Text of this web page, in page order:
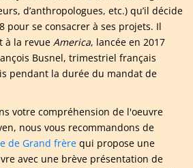
d’anthropologues, etc.) qu’il décide
pour se consacrer à ses projets. Il
à la revue America, lancée en 2017
Busnel, trimestriel français
pendant la durée du mandat de
votre compréhension de l'oeuvre
nous vous recommandons de
de Grand frère qui propose une
avec une brève présentation de